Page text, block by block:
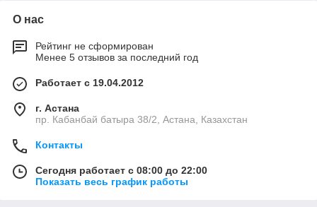
О нас
Рейтинг не сформирован
Менее 5 отзывов за последний год
Работает с 19.04.2012
г. Астана
пр. Кабанбай батыра 38/2, Астана, Казахстан
Контакты
Сегодня работает с 08:00 до 22:00
Показать весь график работы